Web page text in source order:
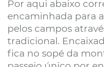
Por aqui abaixo
encaminhada para
pelos campos
tradicional.
fica no sopé da